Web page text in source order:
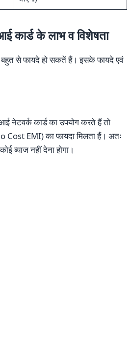
कार्ड के लाभ व विशेषता
से फायदे हो सकतें हैं। इसके फायदे एवं
नेटवर्क कार्ड का उपयोग करते हैं तो
Cost EMI) का फायदा मिलता हैं। अतः
ब्याज नहीं देना होगा।